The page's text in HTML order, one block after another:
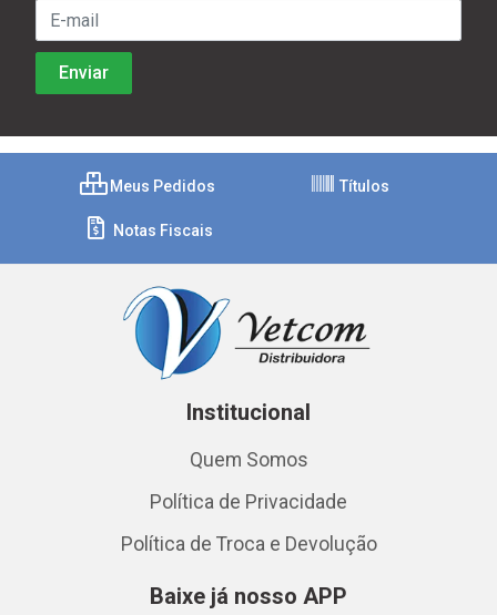
Meus Pedidos Títulos
Notas Fiscais
Institucional
Quem Somos
Política de Privacidade
Política de Troca e Devolução
Baixe já nosso APP